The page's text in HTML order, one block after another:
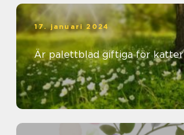
17. januari 2024
Är palettblad giftiga för katter